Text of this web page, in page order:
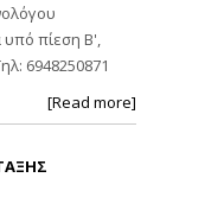
πίεση Β',
6948250871
[Read more]